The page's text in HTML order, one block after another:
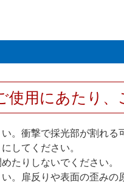
使用にあたり
。衝撃で採光部が割れる
してください。
たりしないでください。
。扉反りや表面の歪みの